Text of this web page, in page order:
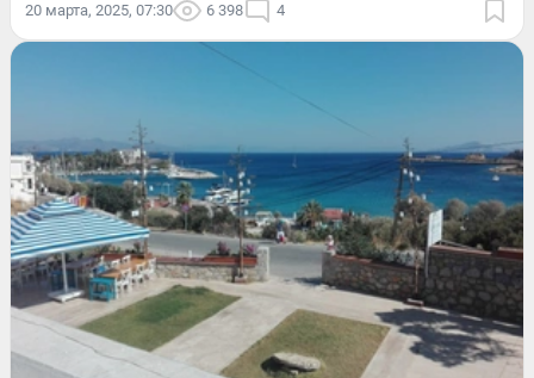
20 марта, 2025, 07:30 6 398 4